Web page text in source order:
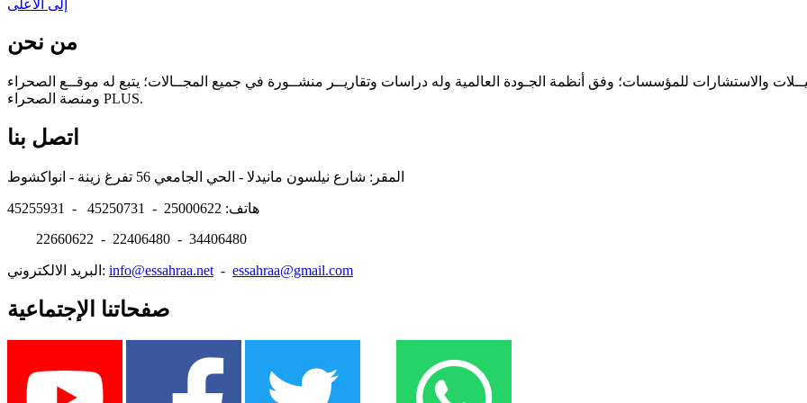
إلى الأعلى
من نحن
والاستشارات للمؤسسات؛ وفق أنظمة الجـودة العالمية وله دراسات وتقاريــر منشــورة في جميع المجــالات؛ يتبع له موقــع الصحراء
ومنصة الصحراء PLUS.
اتصل بنا
هاتف: 25000622 - 45250731 - 45255931
22660622 - 22406480 - 34406480
البريد الالكتروني: info@essahraa.net - essahraa@gmail.com
صفحاتنا الإجتماعية